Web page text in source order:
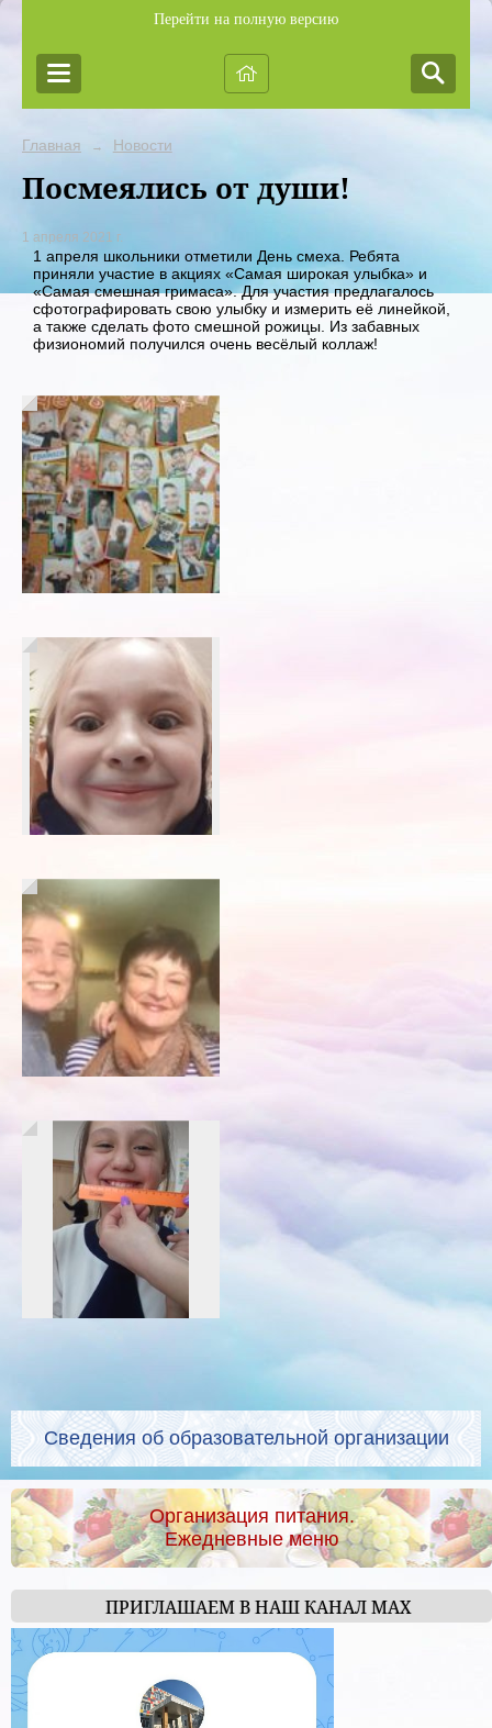
Перейти на полную версию
Главная → Новости
Посмеялись от души!
1 апреля 2021 г.
1 апреля школьники отметили День смеха. Ребята
приняли участие в акциях «Самая широкая улыбка» и
«Самая смешная гримаса». Для участия предлагалось
сфотографировать свою улыбку и измерить её линейкой,
а также сделать фото смешной рожицы. Из забавных
физиономий получился очень весёлый коллаж!
Сведения об образовательной организации
Организация питания.
Ежедневные меню
ПРИГЛАШАЕМ В НАШ КАНАЛ МАХ